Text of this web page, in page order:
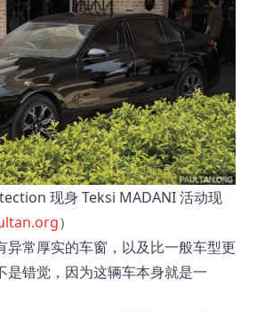
现身 Teksi MADANI 活动现
）
异常厚实的车窗，以及比一般车型更
是错觉，因为这辆车本身就是一